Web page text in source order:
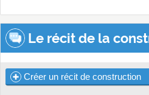
Le récit de la
Créer un récit de construction